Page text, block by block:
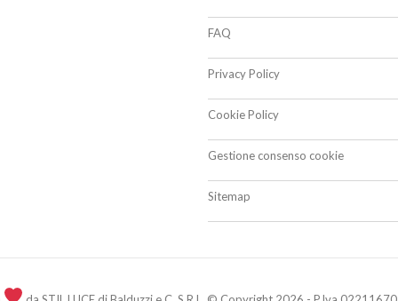
FAQ
Privacy Policy
Cookie Policy
Gestione consenso cookie
Sitemap